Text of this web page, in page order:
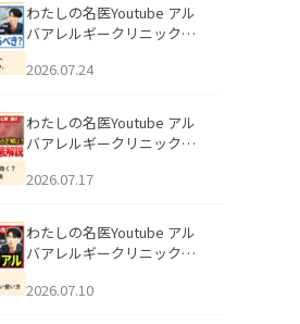
わたしの名医Youtube アル
バアレルギークリニック札
える男性へ｜医師が教える
公開いたしました。
2026.07.24
わたしの名医Youtube アル
バアレルギークリニック札
跡にVビームは効く？向いて
説」を公開いたしました。
2026.07.17
わたしの名医Youtube アル
バアレルギークリニック札
医師が明かす副作用・リバ
2026.07.10